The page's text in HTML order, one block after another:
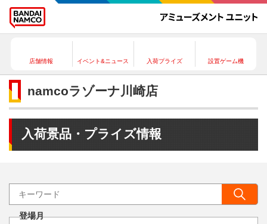
店舗情報 イベント&ニュース 入荷プライズ 設置ゲーム機
namcoラゾーナ川崎店
入荷景品・プライズ情報
登場月